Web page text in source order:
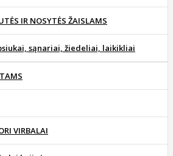
IR NOSYTĖS ŽAISLAMS
sąnariai, žiedeliai, laikikliai
VIRBALAI